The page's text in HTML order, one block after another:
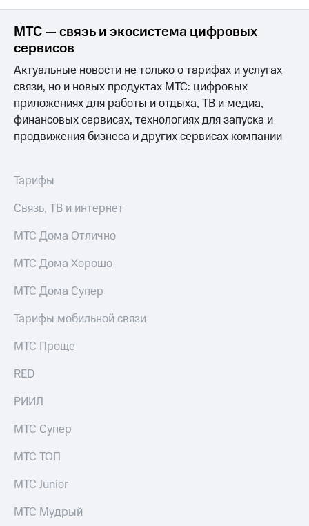
МТС — связь и экосистема цифровых
сервисов
Актуальные новости не только о тарифах и услугах
связи, но и новых продуктах МТС: цифровых
приложениях для работы и отдыха, ТВ и медиа,
финансовых сервисах, технологиях для запуска и
продвижения бизнеса и других сервисах компании
Тарифы
Связь, ТВ и интернет
МТС Дома Отлично
МТС Дома Хорошо
МТС Дома Супер
Тарифы мобильной связи
МТС Проще
RED
РИИЛ
МТС Супер
МТС ТОП
МТС Junior
МТС Мудрый